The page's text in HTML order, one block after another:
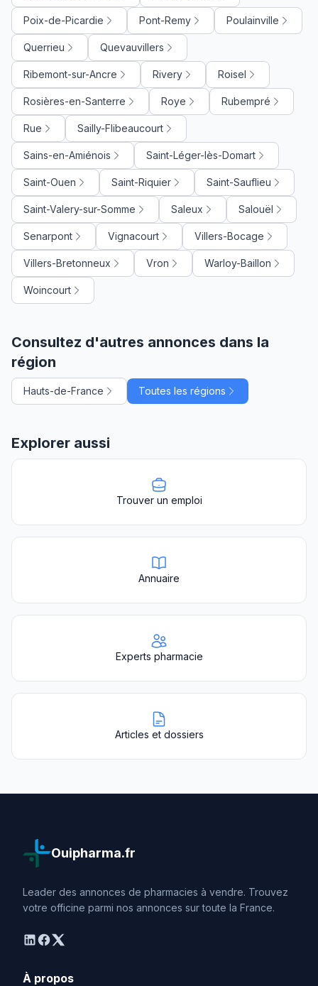
Poix-de-Picardie Pont-Remy Poulainville
Querrieu Quevauvillers
Ribemont-sur-Ancre Rivery Roisel
Rosières-en-Santerre Roye Rubempré
Rue Sailly-Flibeaucourt
Sains-en-Amiénois Saint-Léger-lès-Domart
Saint-Ouen Saint-Riquier Saint-Sauflieu
Saint-Valery-sur-Somme Saleux Salouël
Senarpont Vignacourt Villers-Bocage
Villers-Bretonneux Vron Warloy-Baillon
Woincourt
Consultez d'autres annonces dans la
région
Hauts-de-France Toutes les régions
Explorer aussi
Trouver un emploi
Annuaire
Experts pharmacie
Articles et dossiers
Ouipharma.fr
Leader des annonces de pharmacies à vendre. Trouvez
votre officine parmi nos annonces sur toute la France.
linkedin
facebook
twitter
À propos